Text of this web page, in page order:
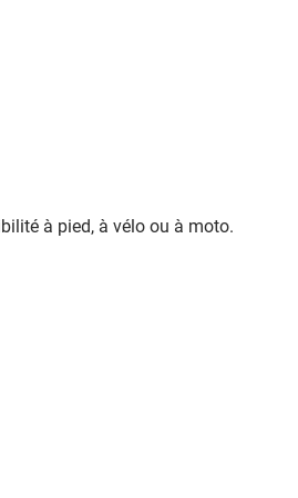
à pied, à vélo ou à moto.